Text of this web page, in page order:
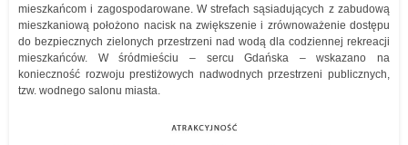
mieszkańcom i zagospodarowane. W strefach sąsiadujących z zabudową
mieszkaniową położono nacisk na zwiększenie i zrównoważenie dostępu
do bezpiecznych zielonych przestrzeni nad wodą dla codziennej rekreacji
mieszkańców. W śródmieściu – sercu Gdańska – wskazano na
konieczność rozwoju prestiżowych nadwodnych przestrzeni publicznych,
tzw. wodnego salonu miasta.